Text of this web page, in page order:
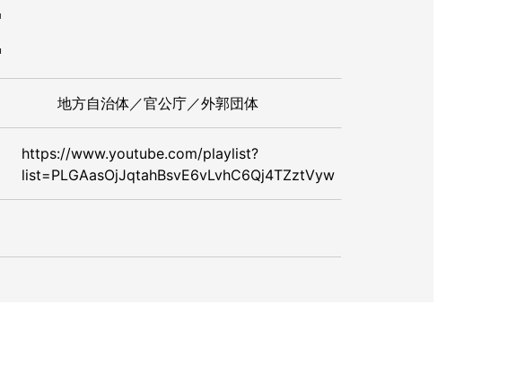
地方自治体／官公庁／外郭団体
https://www.youtube.com/playlist?
list=PLGAasOjJqtahBsvE6vLvhC6Qj4TZztVyw